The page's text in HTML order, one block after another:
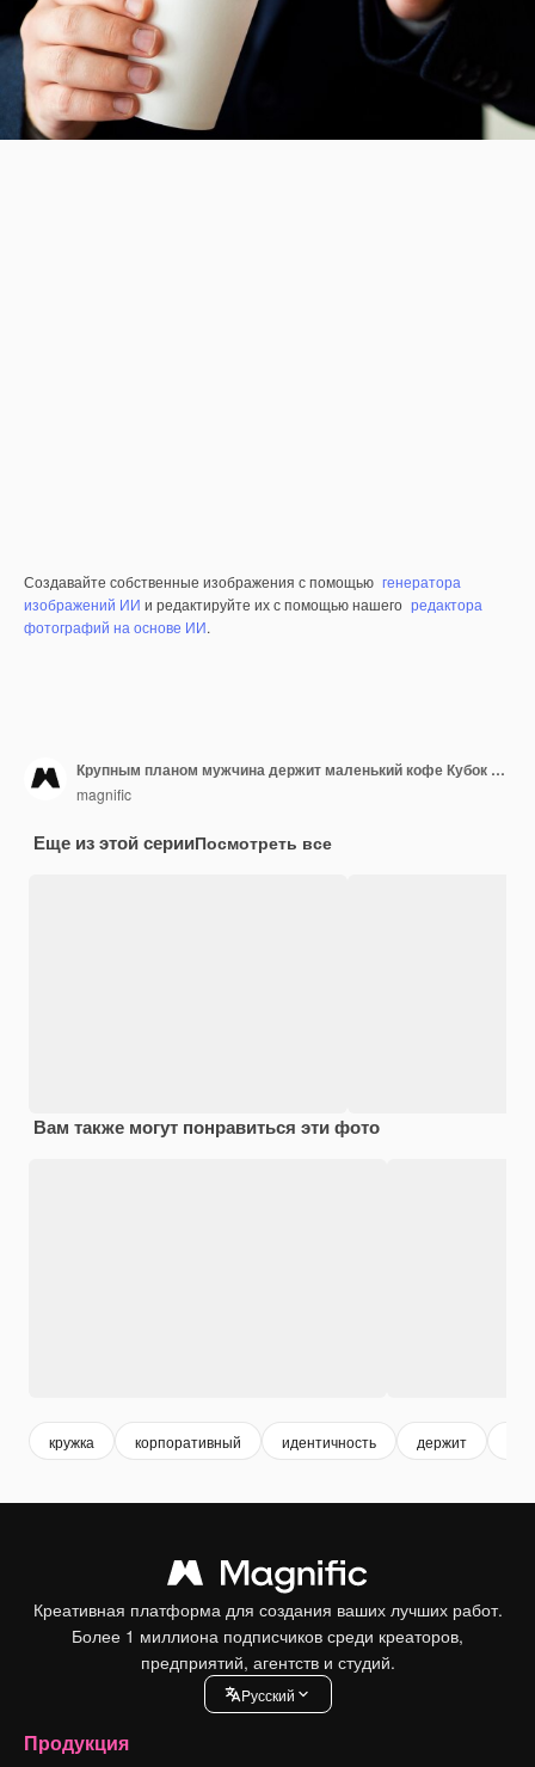
Создавайте собственные изображения с помощью генератора
изображений ИИ и редактируйте их с помощью нашего редактора
фотографий на основе ИИ.
Крупным планом мужчина держит маленький кофе Кубок макет
magnific
Еще из этой серииПосмотреть все
Вам также могут понравиться эти фото
кружка корпоративный идентичность держит
Креативная платформа для создания ваших лучших работ.
Более 1 миллиона подписчиков среди креаторов,
предприятий, агентств и студий.
Pусский
Продукция